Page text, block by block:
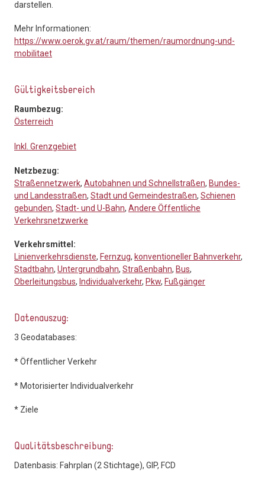
darstellen.
Mehr Informationen:
https://www.oerok.gv.at/raum/themen/raumordnung-und-
mobilitaet
Gültigkeitsbereich
Raumbezug:
Österreich
Inkl. Grenzgebiet
Netzbezug:
Straßennetzwerk, Autobahnen und Schnellstraßen, Bundes-
und Landesstraßen, Stadt und Gemeindestraßen, Schienen
gebunden, Stadt- und U-Bahn, Andere Öffentliche
Verkehrsnetzwerke
Verkehrsmittel:
Linienverkehrsdienste, Fernzug, konventioneller Bahnverkehr,
Stadtbahn, Untergrundbahn, Straßenbahn, Bus,
Oberleitungsbus, Individualverkehr, Pkw, Fußgänger
Datenauszug:
3 Geodatabases:
* Öffentlicher Verkehr
* Motorisierter Individualverkehr
* Ziele
Qualitätsbeschreibung:
Datenbasis: Fahrplan (2 Stichtage), GIP, FCD